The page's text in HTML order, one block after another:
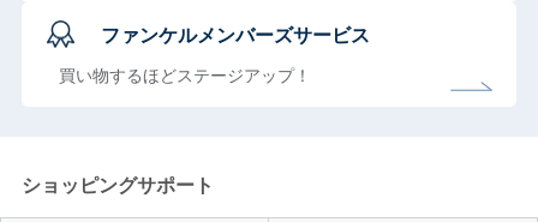
ファンケルメンバーズサービス
買い物するほどステージアップ！
ショッピングサポート